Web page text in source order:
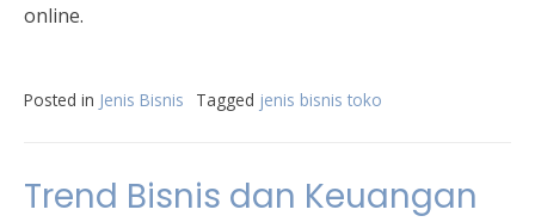
online.
Posted in Jenis Bisnis Tagged jenis bisnis toko
Trend Bisnis dan Keuangan